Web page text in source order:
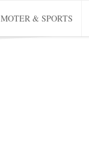
MOTER & SPORTS